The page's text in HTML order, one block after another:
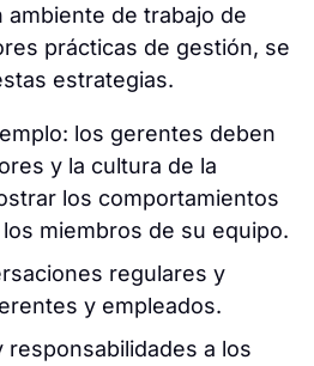
de trabajo de
prácticas de gestión, se
estrategias.
los gerentes deben
y la cultura de la
los comportamientos
miembros de su equipo.
regulares y
y empleados.
responsabilidades a los